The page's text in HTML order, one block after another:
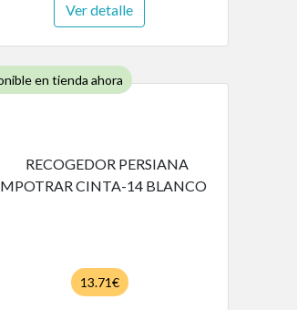
Ver detalle
en tienda ahora
13.71€